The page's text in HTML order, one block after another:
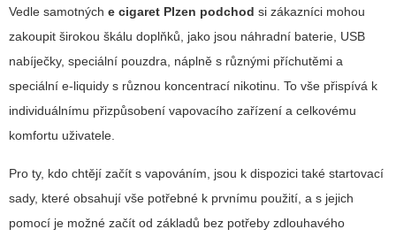
Vedle samotných e cigaret Plzen podchod si zákazníci mohou
zakoupit širokou škálu doplňků, jako jsou náhradní baterie, USB
nabíječky, speciální pouzdra, náplně s různými příchutěmi a
speciální e-liquidy s různou koncentrací nikotinu. To vše přispívá k
individuálnímu přizpůsobení vapovacího zařízení a celkovému
komfortu uživatele.
Pro ty, kdo chtějí začít s vapováním, jsou k dispozici také startovací
sady, které obsahují vše potřebné k prvnímu použití, a s jejich
pomocí je možné začít od základů bez potřeby zdlouhavého